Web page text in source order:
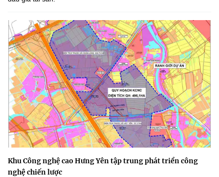
Khu Công nghệ cao Hưng Yên tập trung phát triển công
nghệ chiến lược